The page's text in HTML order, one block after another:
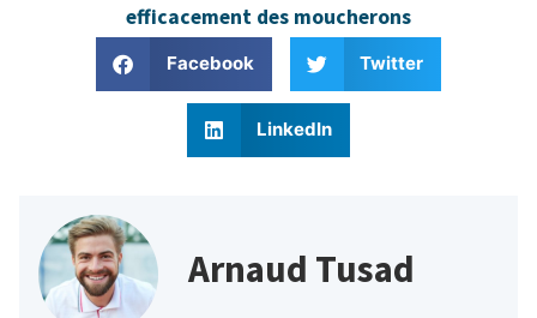
efficacement des moucherons
Facebook Twitter
LinkedIn
Arnaud Tusad